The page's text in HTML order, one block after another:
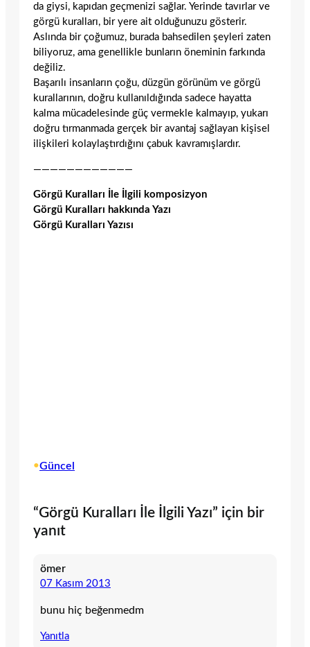
da giysi, kapıdan geçmenizi sağlar. Yerinde tavırlar ve
görgü kuralları, bir yere ait olduğunuzu gösterir.
Aslında bir çoğumuz, burada bahsedilen şeyleri zaten
biliyoruz, ama genellikle bunların öneminin farkında
değiliz.
Başarılı insanların çoğu, düzgün görünüm ve görgü
kurallarının, doğru kullanıldığında sadece hayatta
kalma mücadelesinde güç vermekle kalmayıp, yukarı
doğru tırmanmada gerçek bir avantaj sağlayan kişisel
ilişkileri kolaylaştırdığını çabuk kavramışlardır.
————————————
Görgü Kuralları İle İlgili komposizyon
Görgü Kuralları hakkında Yazı
Görgü Kuralları Yazısı
•Güncel
“Görgü Kuralları İle İlgili Yazı” için bir
yanıt
ömer
07 Kasım 2013
bunu hiç beğenmedm
Yanıtla